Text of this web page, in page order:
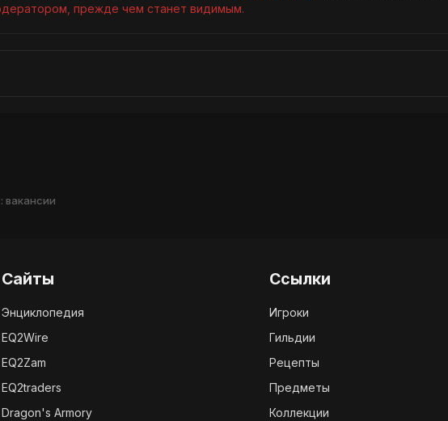
прежде чем станет видимым.
вакансии
Сайты
Энциклопедия
EQ2Wire
EQ2Zam
EQ2traders
Dragon's Armory
Ссылки
Игроки
Гильдии
Рецепты
Предметы
Коллекции